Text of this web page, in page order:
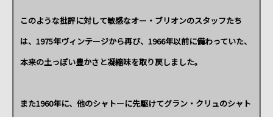
このような批評に対して敏感なオー・ブリオンのスタッフたち
は、1975年ヴィンテージから再び、1966年以前に備わっていた、
本来の土っぽい豊かさと凝縮味を取り戻しました。
また1960年に、他のシャトーに先駆けてグラン・クリュのシャト